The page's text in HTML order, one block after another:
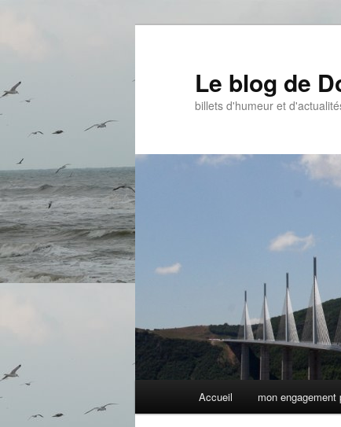
Le blog de
billets d'humeur et
Accueil mon engagement